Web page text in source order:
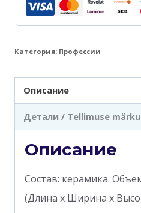
Категория: Профессии
Описание
Детали / Tellimuse
Описание
Состав: керамика.
(Длина х Ширина х